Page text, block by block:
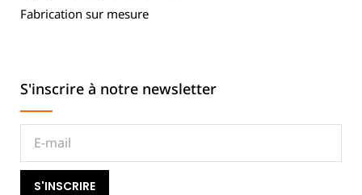
Fabrication sur mesure
S'inscrire à notre newsletter
S'INSCRIRE